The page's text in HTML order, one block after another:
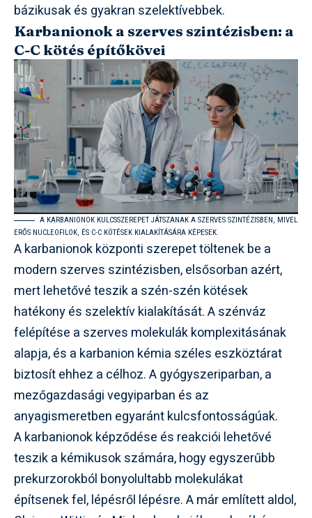
bázikusak és gyakran szelektívebbek.
Karbanionok a szerves szintézisben: a
C-C kötés építőkövei
A KARBANIONOK KULCSSZEREPET JÁTSZANAK A SZERVES SZINTÉZISBEN, MIVEL
ERŐS NUCLEOFILOK, ÉS C-C KÖTÉSEK KIALAKÍTÁSÁRA KÉPESEK.
A karbanionok központi szerepet töltenek be a
modern szerves szintézisben, elsősorban azért,
mert lehetővé teszik a szén-szén kötések
hatékony és szelektív kialakítását. A szénváz
felépítése a szerves molekulák komplexitásának
alapja, és a karbanion kémia széles eszköztárat
biztosít ehhez a célhoz. A gyógyszeriparban, a
mezőgazdasági vegyiparban és az
anyagismeretben egyaránt kulcsfontosságúak.
A karbanionok képződése és reakciói lehetővé
teszik a kémikusok számára, hogy egyszerűbb
prekurzorokból bonyolultabb molekulákat
építsenek fel, lépésről lépésre. A már említett aldol,